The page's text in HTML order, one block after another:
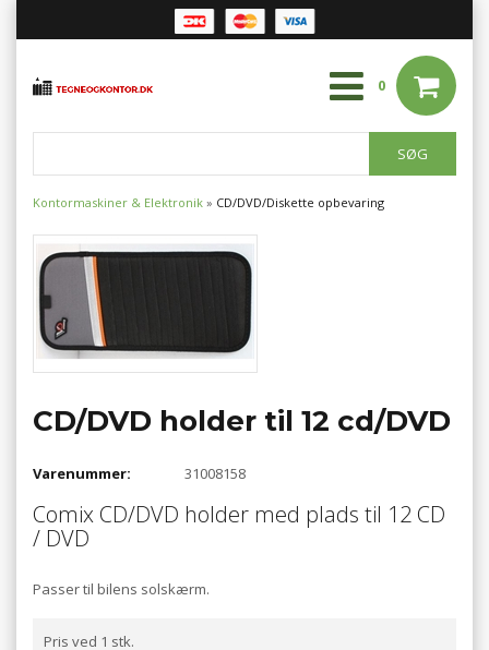
0
Kontormaskiner & Elektronik » CD/DVD/Diskette opbevaring
CD/DVD holder til 12 cd/DVD
Varenummer: 31008158
Comix CD/DVD holder med plads til 12 CD
/ DVD
Passer til bilens solskærm.
Pris ved 1 stk.